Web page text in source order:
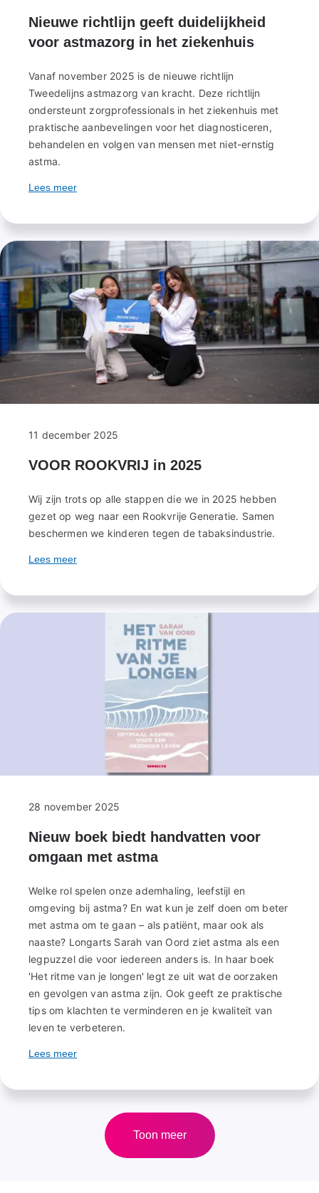
Nieuwe richtlijn geeft duidelijkheid
voor astmazorg in het ziekenhuis
Vanaf november 2025 is de nieuwe richtlijn
Tweedelijns astmazorg van kracht. Deze richtlijn
ondersteunt zorgprofessionals in het ziekenhuis met
praktische aanbevelingen voor het diagnosticeren,
behandelen en volgen van mensen met niet-ernstig
astma.
Lees meer
duidelijkheid
voor
astmazorg
in
het
ziekenhuis
11 december 2025
VOOR ROOKVRIJ in 2025
Wij zijn trots op alle stappen die we in 2025 hebben
gezet op weg naar een Rookvrije Generatie. Samen
beschermen we kinderen tegen de tabaksindustrie.
Lees meer
28 november 2025
Nieuw boek biedt handvatten voor
omgaan met astma
Welke rol spelen onze ademhaling, leefstijl en
omgeving bij astma? En wat kun je zelf doen om beter
met astma om te gaan – als patiënt, maar ook als
naaste? Longarts Sarah van Oord ziet astma als een
legpuzzel die voor iedereen anders is. In haar boek
'Het ritme van je longen' legt ze uit wat de oorzaken
en gevolgen van astma zijn. Ook geeft ze praktische
tips om klachten te verminderen en je kwaliteit van
leven te verbeteren.
Lees meer
handvatten
omgaan
Toon meer